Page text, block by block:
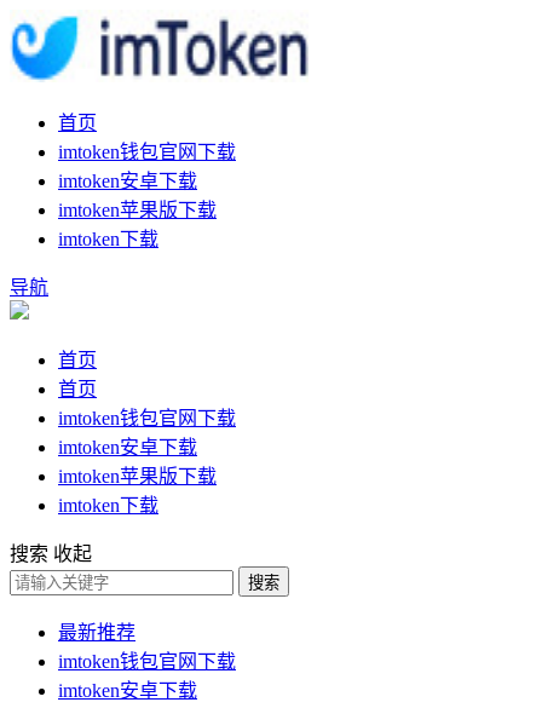
首页
imtoken钱包官网下载
imtoken安卓下载
imtoken苹果版下载
imtoken下载
导航
首页
首页
imtoken钱包官网下载
imtoken安卓下载
imtoken苹果版下载
imtoken下载
搜索 收起
搜索
最新推荐
imtoken钱包官网下载
imtoken安卓下载